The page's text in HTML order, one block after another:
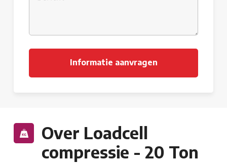
Over Loadcell
compressie - 20 Ton